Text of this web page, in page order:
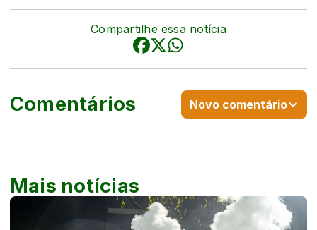
Compartilhe essa notícia
Comentários Novo comentário
Mais notícias